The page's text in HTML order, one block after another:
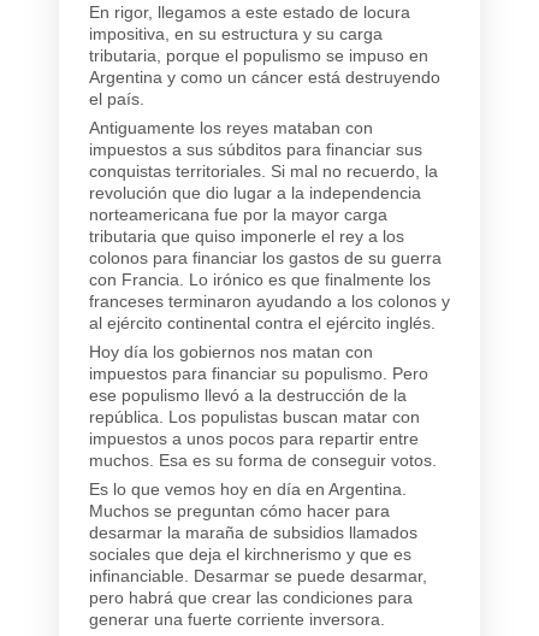
En rigor, llegamos a este estado de locura
impositiva, en su estructura y su carga
tributaria, porque el populismo se impuso en
Argentina y como un cáncer está destruyendo
el país.
Antiguamente los reyes mataban con
impuestos a sus súbditos para financiar sus
conquistas territoriales. Si mal no recuerdo, la
revolución que dio lugar a la independencia
norteamericana fue por la mayor carga
tributaria que quiso imponerle el rey a los
colonos para financiar los gastos de su guerra
con Francia. Lo irónico es que finalmente los
franceses terminaron ayudando a los colonos y
al ejército continental contra el ejército inglés.
Hoy día los gobiernos nos matan con
impuestos para financiar su populismo. Pero
ese populismo llevó a la destrucción de la
república. Los populistas buscan matar con
impuestos a unos pocos para repartir entre
muchos. Esa es su forma de conseguir votos.
Es lo que vemos hoy en día en Argentina.
Muchos se preguntan cómo hacer para
desarmar la maraña de subsidios llamados
sociales que deja el kirchnerismo y que es
infinanciable. Desarmar se puede desarmar,
pero habrá que crear las condiciones para
generar una fuerte corriente inversora.